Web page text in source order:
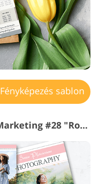
Fényképezés sablon
Photographer Templates Marketing #28 "Romantic Style"